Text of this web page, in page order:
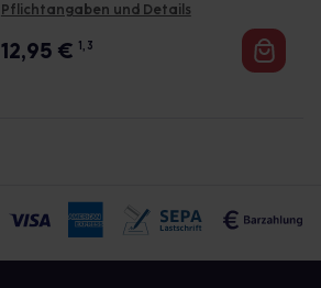
Pflichtangaben und Details
12,95 € 1, 3